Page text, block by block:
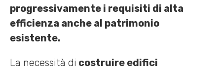
progressivamente i requisiti di alta
efficienza anche al patrimonio
esistente.
La necessità di costruire edifici